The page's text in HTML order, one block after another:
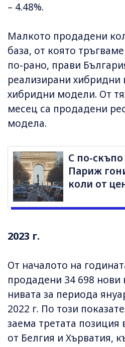
– 4.48%.
Малкото продадени
база, от която
по-рано, прави
реализирани хибридни
хибридни модели. От
месец са продадени
модела.
С по-
Париж
коли от
2023 г.
От началото на
продадени 34 698 нови
нивата за периода
2022 г. По този
заема третата позиция
от Белгия и Хърватия,